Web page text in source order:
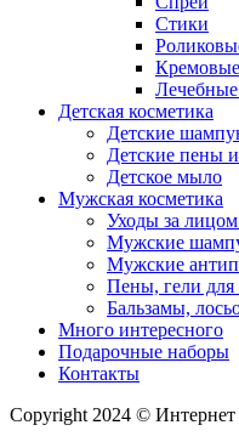
Стики
Детская косметика
Детские
Детские пены
Детское мыло
Мужская косметика
Уходы за
Мужские
Мужские
Пены, гели для
Бальзамы,
Много интересного
Подарочные наборы
Контакты
Copyright 2024 ©